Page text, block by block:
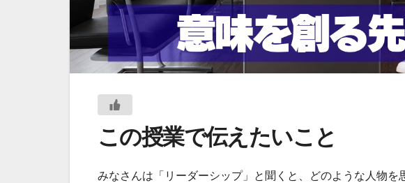
この授業で伝えたいこと
みなさんは「リーダーシップ」と聞くと、どのような人物を